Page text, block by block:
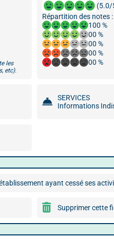
les
etc).
(5.0/
Répartition des notes :
100 %
00 %
00 %
00 %
00 %
SERVICES
Informations
ayant cessé ses
Supprimer cette